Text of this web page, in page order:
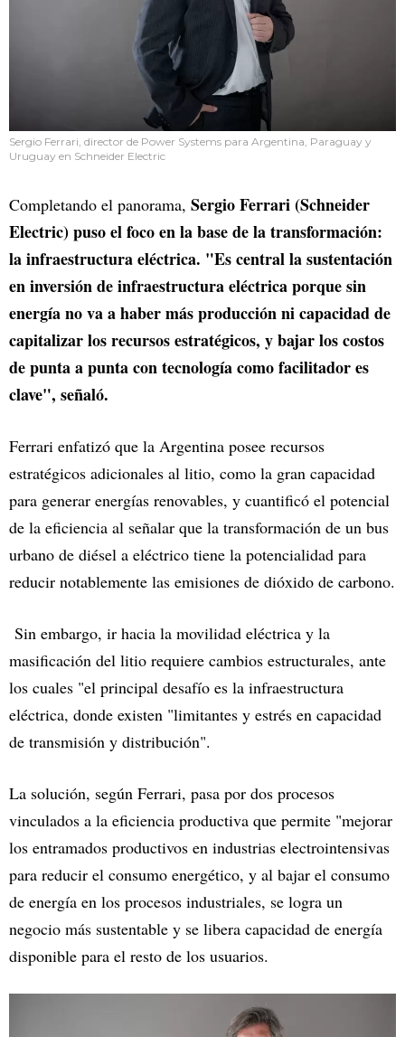
Sergio Ferrari, director de Power Systems para Argentina, Paraguay y
Uruguay en Schneider Electric
Completando el panorama, Sergio Ferrari (Schneider
Electric) puso el foco en la base de la transformación:
la infraestructura eléctrica. "Es central la sustentación
en inversión de infraestructura eléctrica porque sin
energía no va a haber más producción ni capacidad de
capitalizar los recursos estratégicos, y bajar los costos
de punta a punta con tecnología como facilitador es
clave", señaló.
Ferrari enfatizó que la Argentina posee recursos
estratégicos adicionales al litio, como la gran capacidad
para generar energías renovables, y cuantificó el potencial
de la eficiencia al señalar que la transformación de un bus
urbano de diésel a eléctrico tiene la potencialidad para
reducir notablemente las emisiones de dióxido de carbono.
Sin embargo, ir hacia la movilidad eléctrica y la
masificación del litio requiere cambios estructurales, ante
los cuales "el principal desafío es la infraestructura
eléctrica, donde existen "limitantes y estrés en capacidad
de transmisión y distribución".
La solución, según Ferrari, pasa por dos procesos
vinculados a la eficiencia productiva que permite "mejorar
los entramados productivos en industrias electrointensivas
para reducir el consumo energético, y al bajar el consumo
de energía en los procesos industriales, se logra un
negocio más sustentable y se libera capacidad de energía
disponible para el resto de los usuarios.